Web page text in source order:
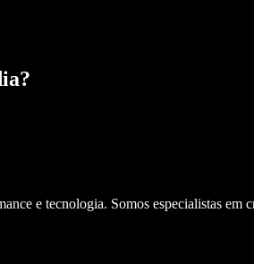
?
e tecnologia. Somos especialistas em